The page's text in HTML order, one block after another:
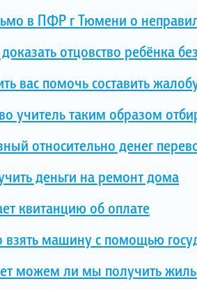
в ПФР г Тюмени о
отцовство ребёнка
вас помочь составить
учитель таким образом
относительно денег
деньги на ремонт дома
квитанцию об оплате
машину с помощью
можем ли мы получить